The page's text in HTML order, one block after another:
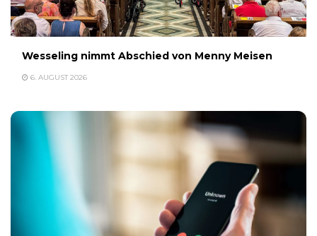
Wesseling nimmt Abschied von Menny Meisen
6. AUGUST 2026